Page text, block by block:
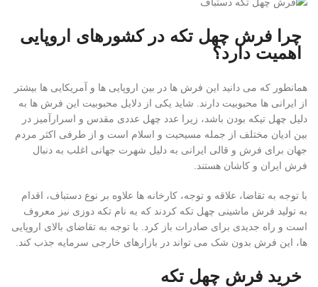
چرا فرش چهل تکه در کشورهای اروپایی
اهمیت دارد؟
همانطور که می دانید این فرش ها در بین اروپایی ها و آمریکایی ها بیشتر
از ایرانی ها محبوبیت دارند. شاید یکی از دلایل محبوبیت این فرش ها به
دلیل چهل تیکه بودن باشد، زیرا عدد چهل عددی مقدس و اسرارآمیز در
بین ادیان مختلف از جمله مسیحیت و اسلام است و از طرفی اکثر مردم
جهان برای فرش و قالی ایرانی به دلیل شهرت جهانی اغلب به دنبال
فرش ایران و کاشان هستند.
با توجه به تقاضا، علاقه و توجه، کارخانه ها علاوه بر نوع دستباف، اقدام
به تولید فرش ماشینی چهل تکه کردند که به نام تکه دوزی نیز معروف
است و راه جدیدی برای صادرات باز کرد. با توجه به تقاضای بالای اروپایی
ها، این فرش بدون شک می تواند در بازارهای خارجی سرمایه جذب کند.
خرید فرش چهل تکه